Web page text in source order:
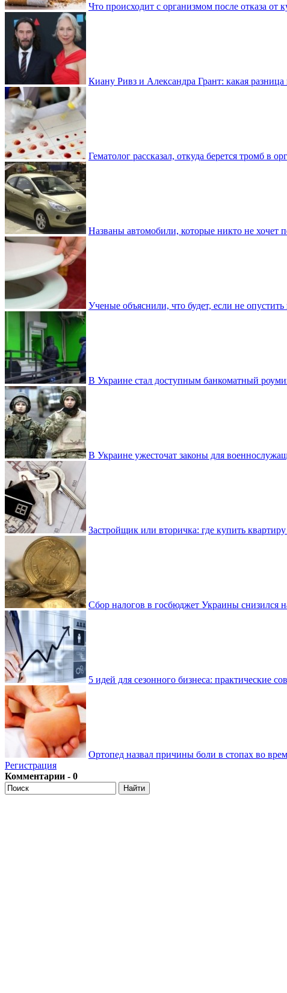
Что происходит с организмом после отказа от
Киану Ривз и Александра Грант: какая разница
Гематолог рассказал, откуда берется тромб в
Названы автомобили, которые никто не хочет
Ученые объяснили, что будет, если не
В Украине стал доступным банкоматный
В Украине ужесточат законы для
Застройщик или вторичка: где купить
Сбор налогов в госбюджет Украины снизился
5 идей для сезонного бизнеса: практические
Ортопед назвал причины боли в стопах во
Регистрация
Комментарии - 0